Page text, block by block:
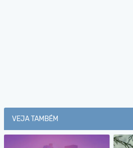
VEJA TAMBÉM